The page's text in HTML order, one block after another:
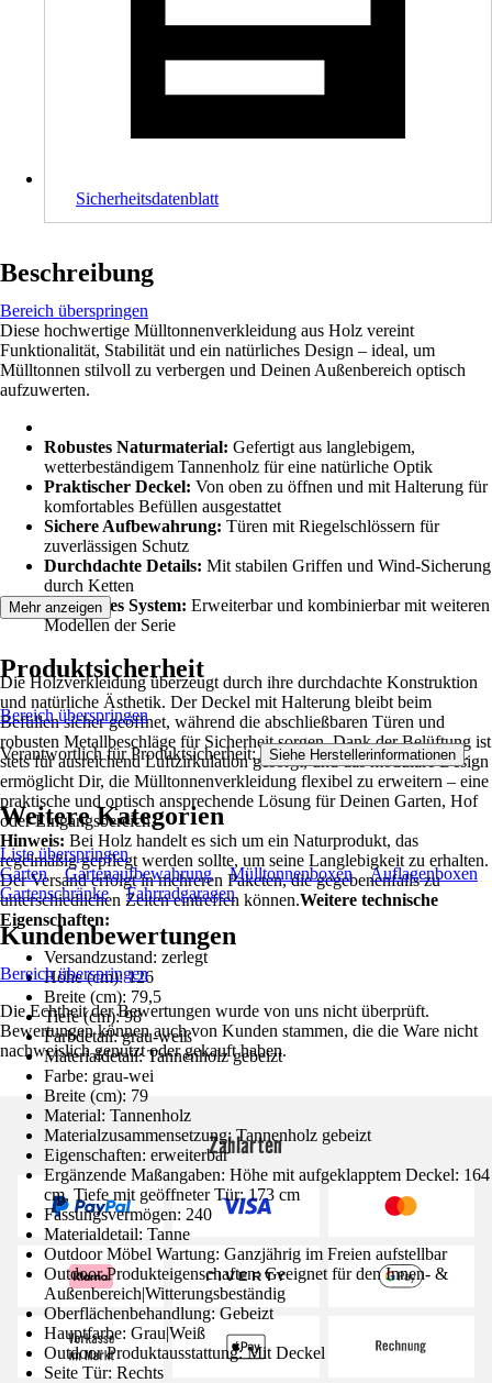
Sicherheitsdatenblatt
Beschreibung
Bereich überspringen
Diese hochwertige Mülltonnenverkleidung aus Holz vereint
Funktionalität, Stabilität und ein natürliches Design – ideal, um
Mülltonnen stilvoll zu verbergen und Deinen Außenbereich optisch
aufzuwerten.
Robustes Naturmaterial: Gefertigt aus langlebigem,
wetterbeständigem Tannenholz für eine natürliche Optik
Praktischer Deckel: Von oben zu öffnen und mit Halterung für
komfortables Befüllen ausgestattet
Sichere Aufbewahrung: Türen mit Riegelschlössern für
zuverlässigen Schutz
Durchdachte Details: Mit stabilen Griffen und Wind-Sicherung
durch Ketten
Modulares System: Erweiterbar und kombinierbar mit weiteren
Modellen der Serie
Die Holzverkleidung überzeugt durch ihre durchdachte Konstruktion
und natürliche Ästhetik. Der Deckel mit Halterung bleibt beim
Befüllen sicher geöffnet, während die abschließbaren Türen und
robusten Metallbeschläge für Sicherheit sorgen. Dank der Belüftung ist
stets für ausreichend Luftzirkulation gesorgt, und das modulare Design
ermöglicht Dir, die Mülltonnenverkleidung flexibel zu erweitern – eine
praktische und optisch ansprechende Lösung für Deinen Garten, Hof
oder Eingangsbereich.
Hinweis: Bei Holz handelt es sich um ein Naturprodukt, das
regelmäßig gepflegt werden sollte, um seine Langlebigkeit zu erhalten.
Der Versand erfolgt in mehreren Paketen, die gegebenenfalls zu
unterschiedlichen Zeiten eintreffen können.Weitere technische
Eigenschaften:
Versandzustand: zerlegt
Höhe (cm): 126
Breite (cm): 79,5
Tiefe (cm): 98
Farbdetail: grau-weiß
Materialdetail: Tannenholz gebeizt
Farbe: grau-wei
Breite (cm): 79
Material: Tannenholz
Materialzusammensetzung: Tannenholz gebeizt
Eigenschaften: erweiterbar
Ergänzende Maßangaben: Höhe mit aufgeklapptem Deckel: 164
cm, Tiefe mit geöffneter Tür: 173 cm
Fassungsvermögen: 240
Materialdetail: Tanne
Outdoor Möbel Wartung: Ganzjährig im Freien aufstellbar
Outdoor Produkteigenschaften: Geeignet für den Innen- &
Außenbereich|Witterungsbeständig
Oberflächenbehandlung: Gebeizt
Hauptfarbe: Grau|Weiß
Outdoor Produktausstattung: Mit Deckel
Seite Tür: Rechts
Mehr anzeigen
Produktsicherheit
Bereich überspringen
Verantwortlich für Produktsicherheit: Siehe Herstellerinformationen .
Weitere Kategorien
Liste überspringen
Garten
Gartenaufbewahrung Mülltonnenboxen
Auflagenboxen
Gartenschränke
Fahrradgaragen
Kundenbewertungen
Bereich überspringen
Die Echtheit der Bewertungen wurde von uns nicht überprüft.
Bewertungen können auch von Kunden stammen, die die Ware nicht
nachweislich genutzt oder gekauft haben.
Zahlarten